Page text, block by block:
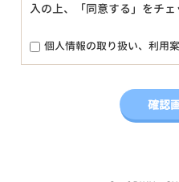
入の上、「同意する」をチェ
個人情報の取り扱い、利用